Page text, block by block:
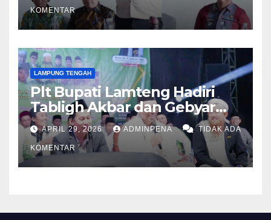
KOMENTAR
LAMPUNG TENGAH
Plt Bupati Lamteng Hadiri
Tabligh Akbar dan Gebyar
Sholawat JASKO di Ponpes
Tahfidzul Quran Al Fattah
APRIL 29, 2026 ADMINPENA TIDAK ADA
KOMENTAR